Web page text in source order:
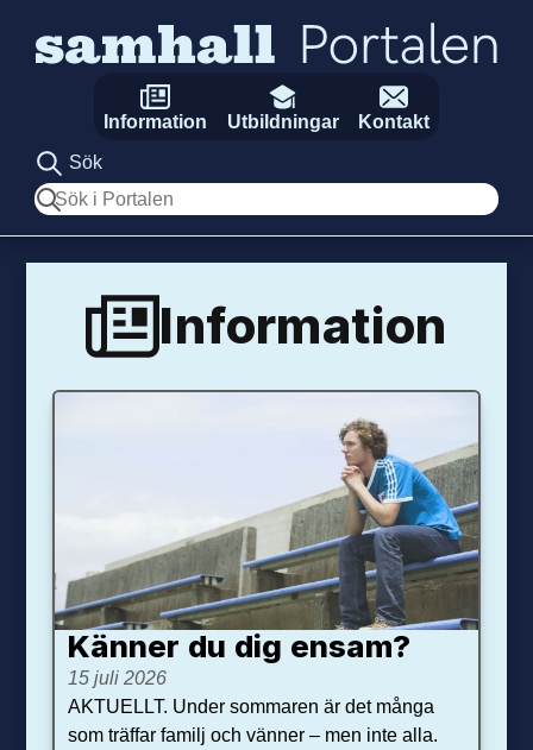
Information Utbildningar
Kontakt
Sök
Sök
Information
Känner du dig ensam?
15 juli 2026
AKTUELLT. Under sommaren är det många
som träffar familj och vänner – men inte alla.